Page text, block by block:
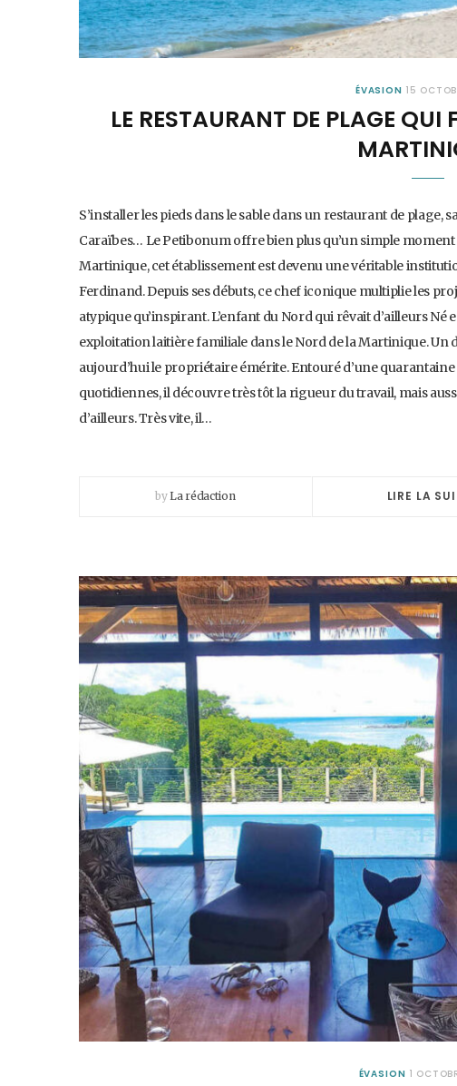
ÉVASION 15
LE RESTAURANT DE PLAGE QUI
S’installer les pieds dans le sable dans un restaurant de
Caraïbes… Le Petibonum offre bien plus qu’un simple
Martinique, cet établissement est devenu une véritable
Ferdinand. Depuis ses débuts, ce chef iconique multiplie les
atypique qu’inspirant. L’enfant du Nord qui rêvait d’ailleurs
exploitation laitière familiale dans le Nord de la Martinique.
aujourd’hui le propriétaire émérite. Entouré d’une
quotidiennes, il découvre très tôt la rigueur du travail, mais
d’ailleurs. Très vite, il…
byLa rédaction LIRE LA
ÉVASION 1